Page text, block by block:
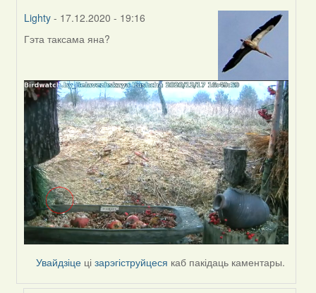
Lighty - 17.12.2020 - 19:16
In
by
Peregrinus
Гэта таксама яна?
Увайдзіце цізарэгіструйцеся каб пакідаць каментары.